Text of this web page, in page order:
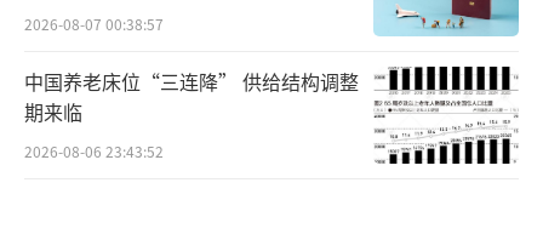
2026-08-07 00:38:57
中国养老床位“三连降” 供给结构调整
期来临
2026-08-06 23:43:52